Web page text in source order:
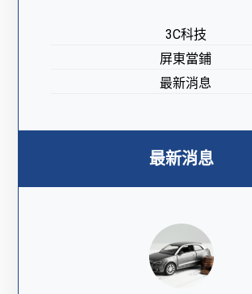
3C科技
屏東當鋪
最新消息
最新消息